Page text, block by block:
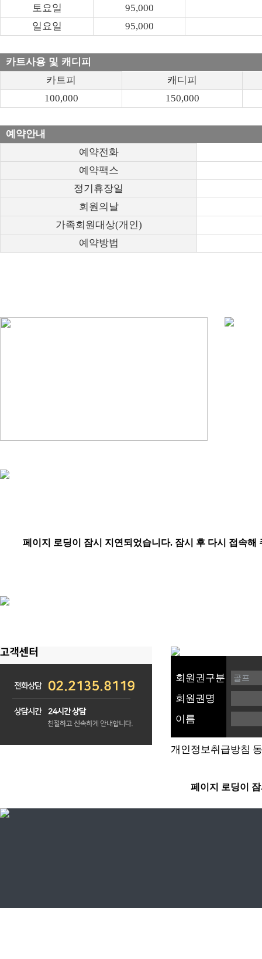
토요일
95,000
일요일
95,000
카트사용 및 캐디피
카트피
캐디피
100,000
150,000
예약안내
예약전화
예약팩스
정기휴장일
회원의날
가족회원대상(개인)
예약방법
회원권구분
회원권명
이름
개인정보취급방침